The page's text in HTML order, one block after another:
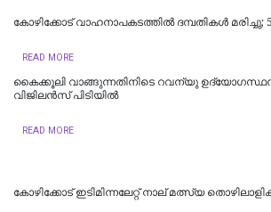
കോഴിക്കോട് വാഹനാപകടത്തിൽ ദമ്പതികൾ മരിച്ചു; 5
READ MORE
കൈക്കൂലി വാങ്ങുന്നതിനിടെ റവന്യു
വിജിലൻസ് പിടിയിൽ
READ MORE
കോഴിക്കോട് ഇടിമിന്നലേറ്റ് നാല് മത്സ്യ